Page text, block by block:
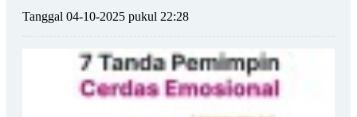
Tanggal 04-10-2025 pukul 22:28